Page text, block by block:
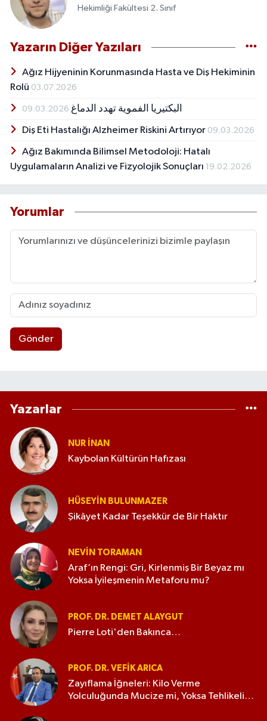
Hekimliği Fakültesi 2. Sınıf
Yazarın Diğer Yazıları
Ağız Hijyeninin Korunmasında Hasta ve Diş Hekiminin
Rolü 03.07.2026
البكتيريا الفموية تهدد الدماغ 09.03.2026
Diş Eti Hastalığı Alzheimer Riskini Artırıyor 09.03.2026
Ağız Bakımında Bilimsel Metodoloji: Hatalı
Uygulamaların Analizi ve Fizyolojik Sonuçları 19.02.2026
Yorumlar
Gönder
Yazarlar
NUR İNAN
Kaybolan Kültürün Hafızası
HÜSEYIN BULUNMAZER
Şikâyet Kadar Teşekkür de Bir Haktır
NEVIN TORAMAN
Araf’ın Rengi: Gri, Kirlenmiş Bir Beyaz mı
Yoksa İyileşmenin Metaforu mu?
PROF. DR. DEMET ALAYGUT
Pierre Loti'den Bakınca…
PROF. DR. VEFIK ARICA
Zayıflama İğneleri: Kilo Verme
Yolculuğunda Mucize mi, Yoksa Tehlikeli